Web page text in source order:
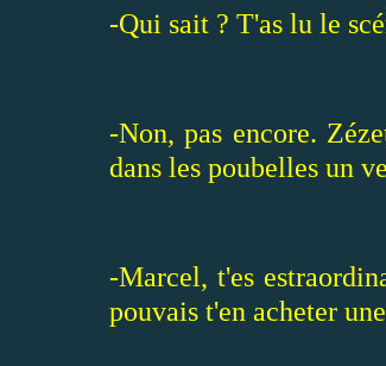
-Qui sait ? T'as lu le
-Non, pas encore.
dans les poubelles un
-Marcel, t'es
pouvais t'en acheter